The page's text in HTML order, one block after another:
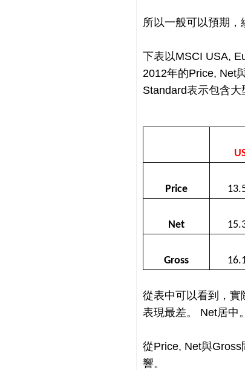
所以一般可以預期，
下表以MSCI USA,
2012年的Price, Net
Standard表示包含大
Price
Net
Gross
從表中可以看到，實
表現最差。 Net居中。
從Price, Net與
響。